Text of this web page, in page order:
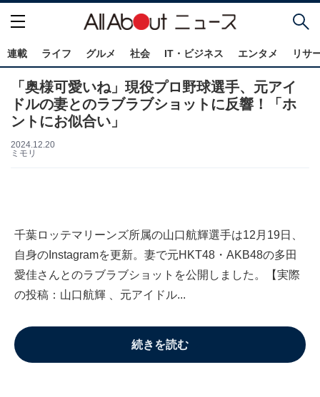
連載 ライフ グルメ 社会 IT・ビジネス エンタメ リサ
「奥様可愛いね」現役プロ野球選手、元アイ
ドルの妻とのラブラブショットに反響！「ホ
ントにお似合い」
2024.12.20
ミモリ
千葉ロッテマリーンズ所属の山口航輝選手は12月19日、
自身のInstagramを更新。妻で元HKT48・AKB48の多田
愛佳さんとのラブラブショットを公開しました。【実際
の投稿：山口航輝 、元アイドル...
続きを読む